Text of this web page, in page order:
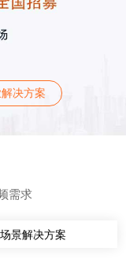
决方案
需求
场景解决方案